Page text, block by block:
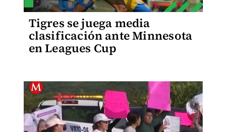
Tigres se juega media
clasificación ante Minnesota
en Leagues Cup